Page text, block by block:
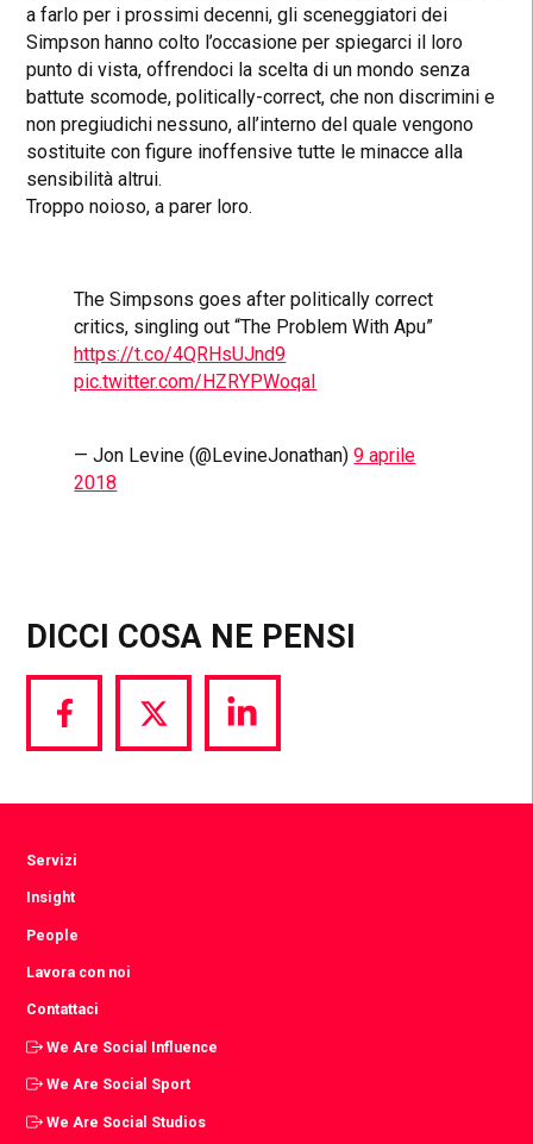
a farlo per i prossimi decenni, gli sceneggiatori dei
Simpson hanno colto l’occasione per spiegarci il loro
punto di vista, offrendoci la scelta di un mondo senza
battute scomode, politically-correct, che non discrimini e
non pregiudichi nessuno, all’interno del quale vengono
sostituite con figure inoffensive tutte le minacce alla
sensibilità altrui.
Troppo noioso, a parer loro.
The Simpsons goes after politically correct
critics, singling out “The Problem With Apu”
https://t.co/4QRHsUJnd9
pic.twitter.com/HZRYPWoqaI
— Jon Levine (@LevineJonathan)9 aprile
2018
DICCI COSA NE PENSI
Share
via
Share
via
Share
via
Servizi
Insight
People
Lavora con noi
Contattaci
We Are Social Influence
We Are Social Sport
We Are Social Studios